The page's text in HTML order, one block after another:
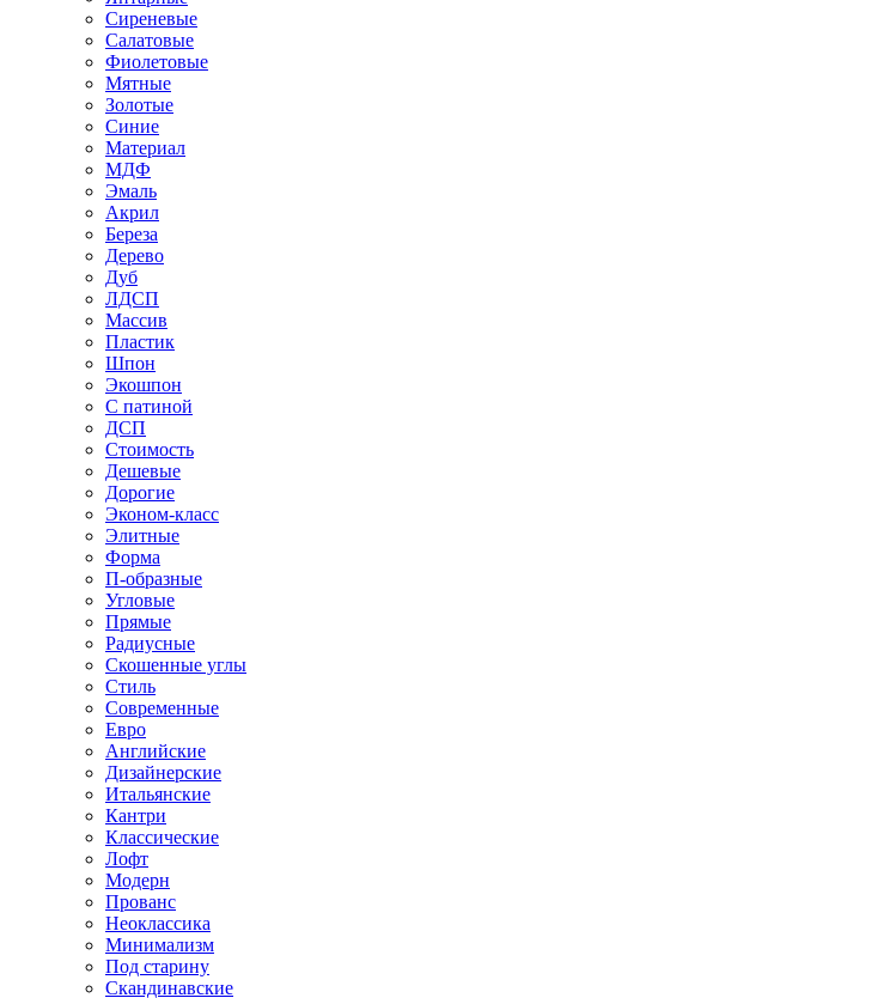
Сиреневые
Салатовые
Фиолетовые
Мятные
Золотые
Синие
Материал
МДФ
Эмаль
Акрил
Береза
Дерево
Дуб
ЛДСП
Массив
Пластик
Шпон
Экошпон
С патиной
ДСП
Стоимость
Дешевые
Дорогие
Эконом-класс
Элитные
Форма
П-образные
Угловые
Прямые
Радиусные
Скошенные углы
Стиль
Современные
Евро
Английские
Дизайнерские
Итальянские
Кантри
Классические
Лофт
Модерн
Прованс
Неоклассика
Минимализм
Под старину
Скандинавские